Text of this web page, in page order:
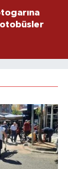
otobüsler